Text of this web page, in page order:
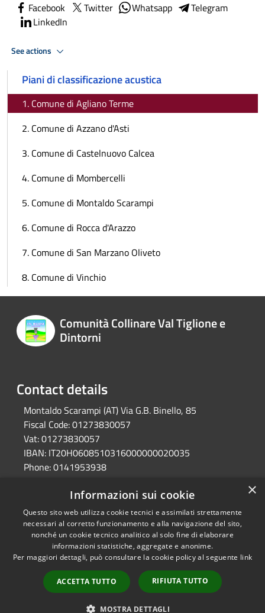
Facebook Twitter Whatsapp
Telegram
LinkedIn
See actions
Piani di classificazione acustica
1. Comune di Agliano Terme
2. Comune di Azzano d'Asti
3. Comune di Castelnuovo Calcea
4. Comune di Mombercelli
5. Comune di Montaldo Scarampi
6. Comune di Rocca d'Arazzo
7. Comune di San Marzano Oliveto
8. Comune di Vinchio
Comunità Collinare Val Tiglione e
Dintorni
Contact details
Montaldo Scarampi (AT) Via G.B. Binello, 85
Fiscal Code:01273830057
Vat:01273830057
IBAN: IT20H0608510316000000020035
Phone:0141953938
RSS
Accessibility
Privacy
Cookie
Sitemap
Ente convenzionato
Astigov
Progetto|Convenzione|
Adesioni
×
Informazioni sui cookie
Questo sito web utilizza cookie tecnici e assimilati strettamente
necessari al corretto funzionamento e alla navigazione del sito,
nonché un cookie tecnico analitico al solo fine di elaborare
informazioni statistiche, aggregate e anonime.
Per maggiori dettagli, può consultare la cookie policy al seguente link
ACCETTA TUTTO RIFIUTA TUTTO
MOSTRA DETTAGLI